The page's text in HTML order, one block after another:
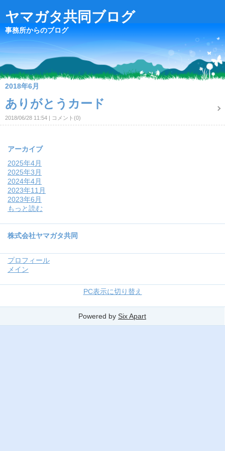
ヤマガタ共同ブログ
事務所からのブログ
2018年6月
ありがとうカード
2018/06/28 11:54 コメント(0)
アーカイブ
2025年4月
2025年3月
2024年4月
2023年11月
2023年6月
もっと読む
株式会社ヤマガタ共同
プロフィール
メイン
PC表示に切り替え
Powered by Six Apart